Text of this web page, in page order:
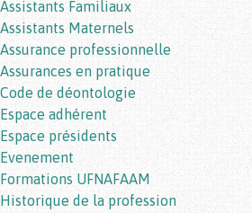
Assistants Familiaux
Assistants Maternels
Assurance professionnelle
Assurances en pratique
Code de déontologie
Espace adhérent
Espace présidents
Evenement
Formations UFNAFAAM
Historique de la profession